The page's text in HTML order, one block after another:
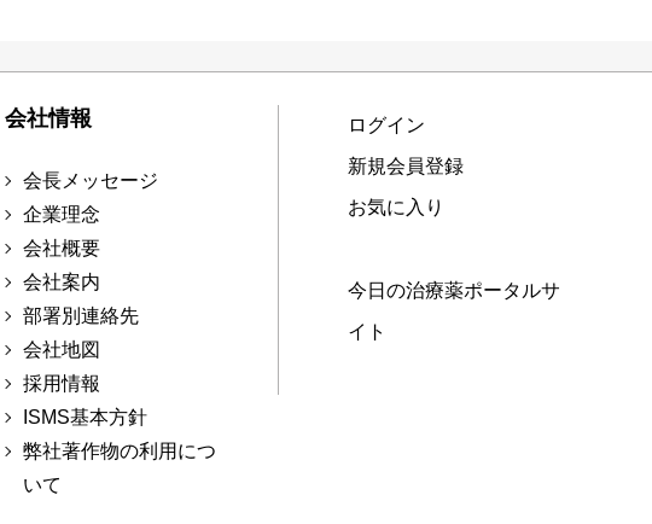
会社情報
会長メッセージ
企業理念
会社概要
会社案内
部署別連絡先
会社地図
採用情報
ISMS基本方針
弊社著作物の利用につ
いて
ログイン
新規会員登録
お気に入り
今日の治療薬ポータルサ
イト